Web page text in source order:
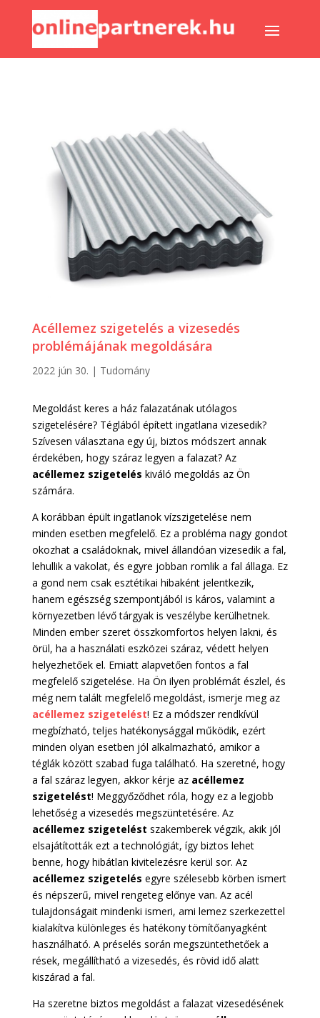
Acéllemez szigetelés a vizesedés
problémájának megoldására
2022 jún 30. | Tudomány
Megoldást keres a ház falazatának utólagos
szigetelésére? Téglából épített ingatlana vizesedik?
Szívesen választana egy új, biztos módszert annak
érdekében, hogy száraz legyen a falazat? Az
acéllemez szigetelés kiváló megoldás az Ön
számára.
A korábban épült ingatlanok vízszigetelése nem
minden esetben megfelelő. Ez a probléma nagy gondot
okozhat a családoknak, mivel állandóan vizesedik a fal,
lehullik a vakolat, és egyre jobban romlik a fal állaga. Ez
a gond nem csak esztétikai hibaként jelentkezik,
hanem egészség szempontjából is káros, valamint a
környezetben lévő tárgyak is veszélybe kerülhetnek.
Minden ember szeret összkomfortos helyen lakni, és
örül, ha a használati eszközei száraz, védett helyen
helyezhetőek el. Emiatt alapvetően fontos a fal
megfelelő szigetelése. Ha Ön ilyen problémát észlel, és
még nem talált megfelelő megoldást, ismerje meg az
acéllemez szigetelést! Ez a módszer rendkívül
megbízható, teljes hatékonysággal működik, ezért
minden olyan esetben jól alkalmazható, amikor a
téglák között szabad fuga található. Ha szeretné, hogy
a fal száraz legyen, akkor kérje az acéllemez
szigetelést! Meggyőződhet róla, hogy ez a legjobb
lehetőség a vizesedés megszüntetésére. Az
acéllemez szigetelést szakemberek végzik, akik jól
elsajátították ezt a technológiát, így biztos lehet
benne, hogy hibátlan kivitelezésre kerül sor. Az
acéllemez szigetelés egyre szélesebb körben ismert
és népszerű, mivel rengeteg előnye van. Az acél
tulajdonságait mindenki ismeri, ami lemez szerkezettel
kialakítva különleges és hatékony tömítőanyagként
használható. A préselés során megszüntethetőek a
rések, megállítható a vizesedés, és rövid idő alatt
kiszárad a fal.
Ha szeretne biztos megoldást a falazat vizesedésének